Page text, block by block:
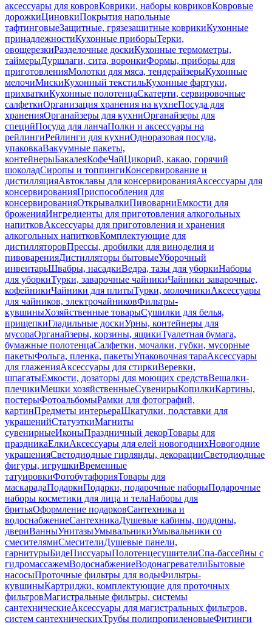
аксессуары для ковровКоврики, наборы ковриковКовровые
дорожкиЦиновкиПокрытия напольные
тафтинговыеЗащитные, грязезащитные коврикиКухонные
принадлежностиКухонные приборыТерки,
овощерезкиРазделочные доскиКухонные термометры,
таймерыДуршлаги, сита, воронкиФормы, приборы для
приготовленияМолотки для мяса, тендерайзерыКухонные
мелочиМискиКухонный текстильКухонные фартуки,
прихваткиКухонные полотенцаСкатерти, сервировочные
салфеткиОрганизация хранения на кухнеПосуда для
храненияОрганайзеры для кухниОрганайзеры для
специйПосуда для ланчаПолки и аксессуары на
рейлингиРейлинги для кухниОдноразовая посуда,
упаковкаВакуумные пакеты,
контейнерыБакалеяКофеЧайЦикорий, какао, горячий
шоколадСиропы и топпингиКонсервирование и
дистилляцияАвтоклавы для консервированияАксессуары для
консервированияПриспособления для
консервированияОткрывалкиПивоварниЕмкости для
броженияИнгредиенты для приготовления алкогольных
напитковАксессуары для приготовления и хранения
алкогольных напитковКомплектующие для
дистилляторовПрессы, дробилки для виноделия и
пивоваренияДистилляторы бытовыеУборочный
инвентарьШвабры, насадкиВедра, тазы для уборкиНаборы
для уборкиТурки, заварочные чайникиЧайники заварочные,
кофейникиЧайники для плитыТурки, молочникиАксессуары
для чайников, электрочайниковФильтры-
кувшиныХозяйственные товарыСушилки для белья,
прищепкиГладильные доскиУрны, контейнеры для
мусораОрганайзеры, корзины, ящикиТуалетная бумага,
бумажные полотенцаСалфетки, мочалки, губки, мусорные
пакетыФольга, пленка, пакетыУпаковочная тараАксессуары
для глаженияАксессуары для стиркиВеревки,
шпагатыЕмкости, дозаторы для моющих средствВешалки-
плечикиМешки хозяйственныеСувенирыКопилкиКартины,
постерыФотоальбомыРамки для фотографий,
картинПредметы интерьераШкатулки, подставки для
украшенийСтатуэткиМагниты
сувенирныеИконыПраздничный декорТовары для
праздникаЕлкиАксессуары для елей новогоднихНовогодние
украшенияСветодиодные гирлянды, декорацииСветодиодные
фигуры, игрушкиВременные
татуировкиФотобутафорияТовары для
маскарадаПодаркиПодарки, подарочные наборыПодарочные
наборы косметики для лица и телаНаборы для
бритьяОформление подарковСантехника и
водоснабжениеСантехникаДушевые кабины, поддоны,
двериВанныУнитазыУмывальникиУмывальники со
смесителямиСмесителиДушевые панели,
гарнитурыБидеПиссуарыПолотенцесушителиСпа-бассейны с
гидромассажемВодоснабжениеВодонагревателиБытовые
насосыПроточные фильтры для водыФильтры-
кувшиныКартриджи, комплектующие для проточных
фильтровМагистральные фильтры, системы
сантехническиеАксессуары для магистральных фильтров,
систем сантехническихТрубы полипропиленовыеФитинги